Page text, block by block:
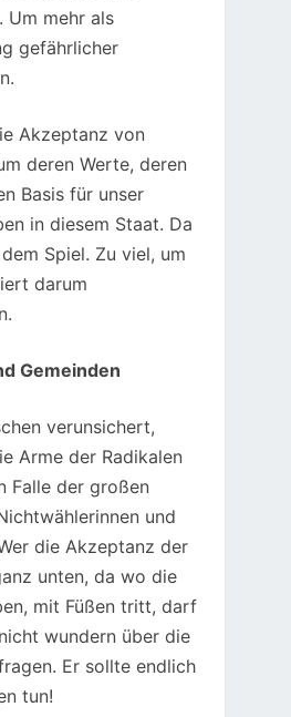
Um mehr als
gefährlicher
Akzeptanz von
deren Werte, deren
Basis für unser
in diesem Staat. Da
Spiel. Zu viel, um
darum
Gemeinden
verunsichert,
Arme der Radikalen
Falle der großen
und
die Akzeptanz der
unten, da wo die
mit Füßen tritt, darf
wundern über die
Er sollte endlich
tun!